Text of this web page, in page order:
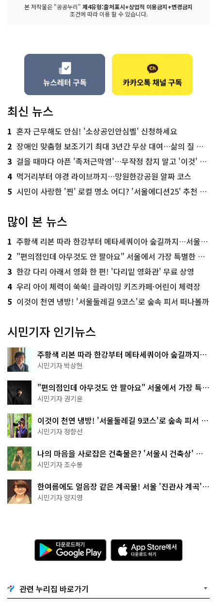
본 저작물은 "공공누리" 제4유형:출처표시+상업적 이용금지+변경금지
조건에 따라 이용 할 수 있습니다.
최신 뉴스
1 혼자 근무해도 안심! '소상공인안심벨' 신청하세요
2 장애인 맞춤형 보조기기 최대 3년간 무상 대여…삶의 질 높인다
3 걸을 때마다 아픈 '족저근막염'…무작정 참지 말고 '이것' 해보세요!
4 먹거리부터 야경 라이브까지…망원한강공원 알짜 코스
5 시민이 사랑한 '찐' 로컬 명소 어디? '서울에디션25' 추천 코스
많이 본 뉴스
1 주황색 리본 따라 한강부터 메타세쿼이아 숲길까지…서울둘레길 15코스
2 "편의점인데 아무것도 안 팔아요" 서울에서 가장 특별한 편의점의 정체
3 한강 다리 아래서 영화 한 편! '다리밑 영화관' 무료 상영
4 우리 아이 체력이 쑥쑥! 클라이밍 키즈카페·어린이 체력장
5 이것이 천연 냉방! '서울둘레길 9코스'로 숲속 피서 떠나볼까
시민기자 인기뉴스
주황색 리본 따라 한강부터 메타세쿼이아 숲길까지…
서울둘레길 15코스
시민기자 박상현
"편의점인데 아무것도 안 팔아요" 서울에서 가장 특별
한 편의점의 정체
시민기자 권기윤
이것이 천연 냉방! '서울둘레길 9코스'로 숲속 피서 떠
나볼까
시민기자 정향선
나의 마음을 사로잡은 건축물은? '서울시 건축상' 수
상작 공개!
시민기자 조수봉
한여름에도 얼음장 같은 계곡물! 서울 '진관사 계곡'이
천국이네~
시민기자 양지영
다
운
로
기
G
o
A
p
p
e
관련 누리집 바로가기